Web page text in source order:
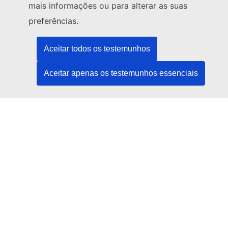
mais informações ou para alterar as suas
preferências.
Aceitar todos os testemunhos
Aceitar apenas os testemunhos essenciais
Redes sociais
Encontre os canais da UE nas redes sociais